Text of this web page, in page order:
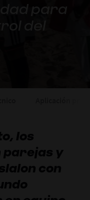
para
del
los
y
con